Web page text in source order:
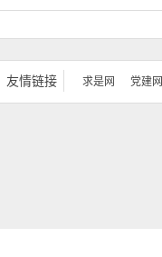
友情链接 求是网 党建网